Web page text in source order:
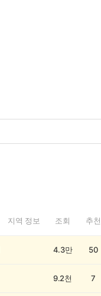
지역 정보 조회 추천
4.3만 50
9.2천 7